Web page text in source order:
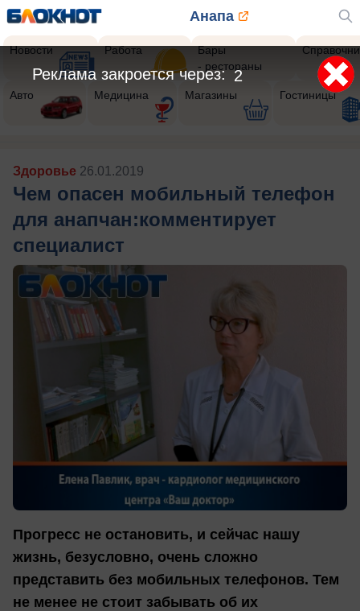
Анапа
Новости Работа
Бары
- рестораны
Авто Медицина Магазины Гостиницы
Здоровье 26.01.2019
Чем опасен мобильный телефон
для анапчан:комментирует
специалист
Прогресс не остановить, и сейчас нашу
жизнь, безусловно, очень сложно
представить без мобильных телефонов. Тем
не менее не стоит забывать об их